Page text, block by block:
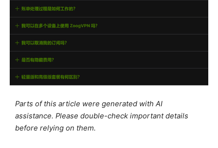
Parts of this article were generated with AI
assistance. Please double-check important details
before relying on them.